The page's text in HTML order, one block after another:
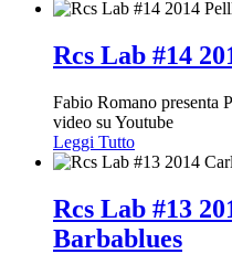
Rcs Lab #14
Fabio Romano presenta
video su Youtube
Leggi Tutto
Rcs Lab #13
Barbablues